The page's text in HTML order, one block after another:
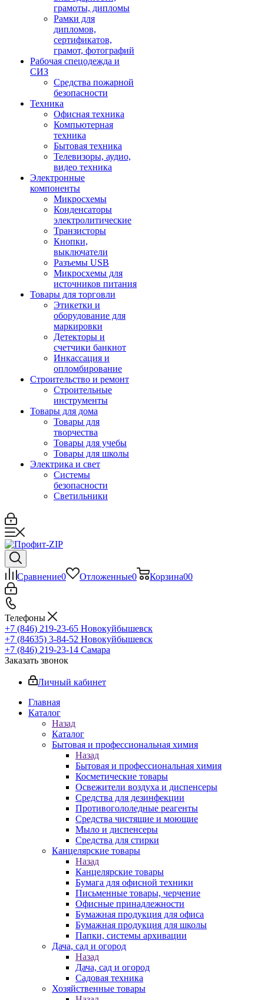
грамоты, дипломы
Рамки для
дипломов,
сертификатов,
грамот, фотографий
Рабочая спецодежда и
СИЗ
Средства пожарной
безопасности
Техника
Офисная техника
Компьютерная
техника
Бытовая техника
Телевизоры, аудио,
видео техника
Электронные
компоненты
Микросхемы
Конденсаторы
электролитические
Транзисторы
Кнопки,
выключатели
Разъемы USB
Микросхемы для
источников питания
Товары для торговли
Этикетки и
оборудование для
маркировки
Детекторы и
счетчики банкнот
Инкассация и
опломбирование
Строительство и ремонт
Строительные
инструменты
Товары для дома
Товары для
творчества
Товары для учебы
Товары для школы
Электрика и свет
Системы
безопасности
Светильники
Сравнение0 Отложенные0 Корзина00
Телефоны
+7 (846) 219-23-65 Новокуйбышевск
+7 (84635) 3-84-52 Новокуйбышевск
+7 (846) 219-23-14 Самара
Заказать звонок
Личный кабинет
Главная
Каталог
Назад
Каталог
Бытовая и профессиональная химия
Назад
Бытовая и профессиональная химия
Косметические товары
Освежители воздуха и диспенсеры
Средства для дезинфекции
Противогололедные реагенты
Средства чистящие и моющие
Мыло и диспенсеры
Средства для стирки
Канцелярские товары
Назад
Канцелярские товары
Бумага для офисной техники
Письменные товары, черчение
Офисные принадлежности
Бумажная продукция для офиса
Бумажная продукция для школы
Папки, системы архивации
Дача, сад и огород
Назад
Дача, сад и огород
Садовая техника
Хозяйственные товары